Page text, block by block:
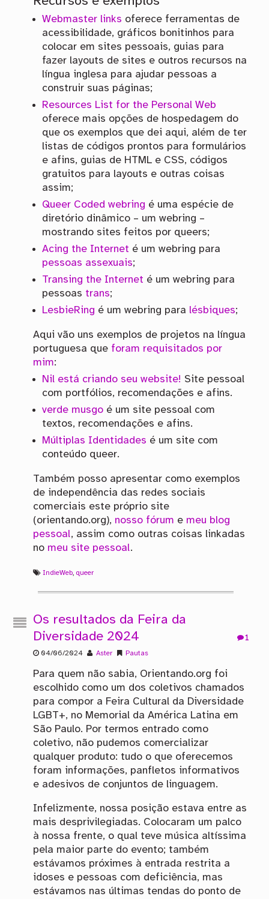
Webmaster links oferece ferramentas de
acessibilidade, gráficos bonitinhos para
colocar em sites pessoais, guias para
fazer layouts de sites e outros recursos na
língua inglesa para ajudar pessoas a
construir suas páginas;
Resources List for the Personal Web
oferece mais opções de hospedagem do
que os exemplos que dei aqui, além de ter
listas de códigos prontos para formulários
e afins, guias de HTML e CSS, códigos
gratuitos para layouts e outras coisas
assim;
Queer Coded webring é uma espécie de
diretório dinâmico – um webring –
mostrando sites feitos por queers;
Acing the Internet é um webring para
pessoas assexuais;
Transing the Internet é um webring para
pessoas trans;
LesbieRing é um webring para lésbiques;
Aqui vão uns exemplos de projetos na língua
portuguesa que foram requisitados por
mim:
Nil está criando seu website! Site pessoal
com portfólios, recomendações e afins.
verde musgoé um site pessoal com
textos, recomendações e afins.
Múltiplas Identidades é um site com
conteúdo queer.
Também posso apresentar como exemplos
de independência das redes sociais
comerciais este próprio site
(orientando.org), nosso fórum e meu blog
pessoal, assim como outras coisas linkadas
no meu site pessoal.
IndieWeb, queer
Os resultados da Feira da
Diversidade 2024
1
04/06/2024 Aster Pautas
Para quem não sabia, Orientando.org foi
escolhido como um dos coletivos chamados
para compor a Feira Cultural da Diversidade
LGBT+, no Memorial da América Latina em
São Paulo. Por termos entrado como
coletivo, não pudemos comercializar
qualquer produto: tudo o que oferecemos
foram informações, panfletos informativos
e adesivos de conjuntos de linguagem.
Infelizmente, nossa posição estava entre as
mais desprivilegiadas. Colocaram um palco
à nossa frente, o qual teve música altíssima
pela maior parte do evento; também
estávamos próximes à entrada restrita a
idoses e pessoas com deficiência, mas
estávamos nas últimas tendas do ponto de